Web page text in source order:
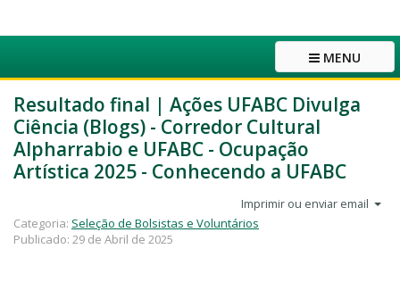
MENU
Resultado final | Ações UFABC Divulga
Ciência (Blogs) - Corredor Cultural
Alpharrabio e UFABC - Ocupação
Artística 2025 - Conhecendo a UFABC
Imprimir ou enviar email
Categoria: Seleção de Bolsistas e Voluntários
Publicado: 29 de Abril de 2025